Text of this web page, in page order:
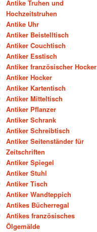
Antike Truhen und
Hochzeitstruhen
Antike Uhr
Antiker Beistelltisch
Antiker Couchtisch
Antiker Esstisch
Antiker französischer Hocker
Antiker Hocker
Antiker Kartentisch
Antiker Mitteltisch
Antiker Pflanzer
Antiker Schrank
Antiker Schreibtisch
Antiker Seitenständer für
Zeitschriften
Antiker Spiegel
Antiker Stuhl
Antiker Tisch
Antiker Wandteppich
Antikes Bücherregal
Antikes französisches
Ölgemälde